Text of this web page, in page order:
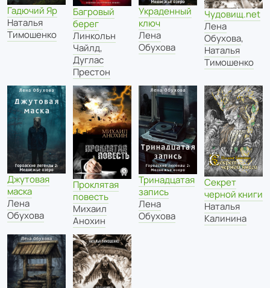
Гадючий Яр
Наталья
Тимошенко
Багровый
берег
Линкольн
Чайлд,
Дуглас
Престон
Украденный
ключ
Лена
Обухова
Чудовищ.net
Лена
Обухова,
Наталья
Тимошенко
Джутовая
маска
Лена
Обухова
Проклятая
повесть
Михаил
Анохин
Тринадцатая
запись
Лена
Обухова
Секрет
черной книги
Наталья
Калинина